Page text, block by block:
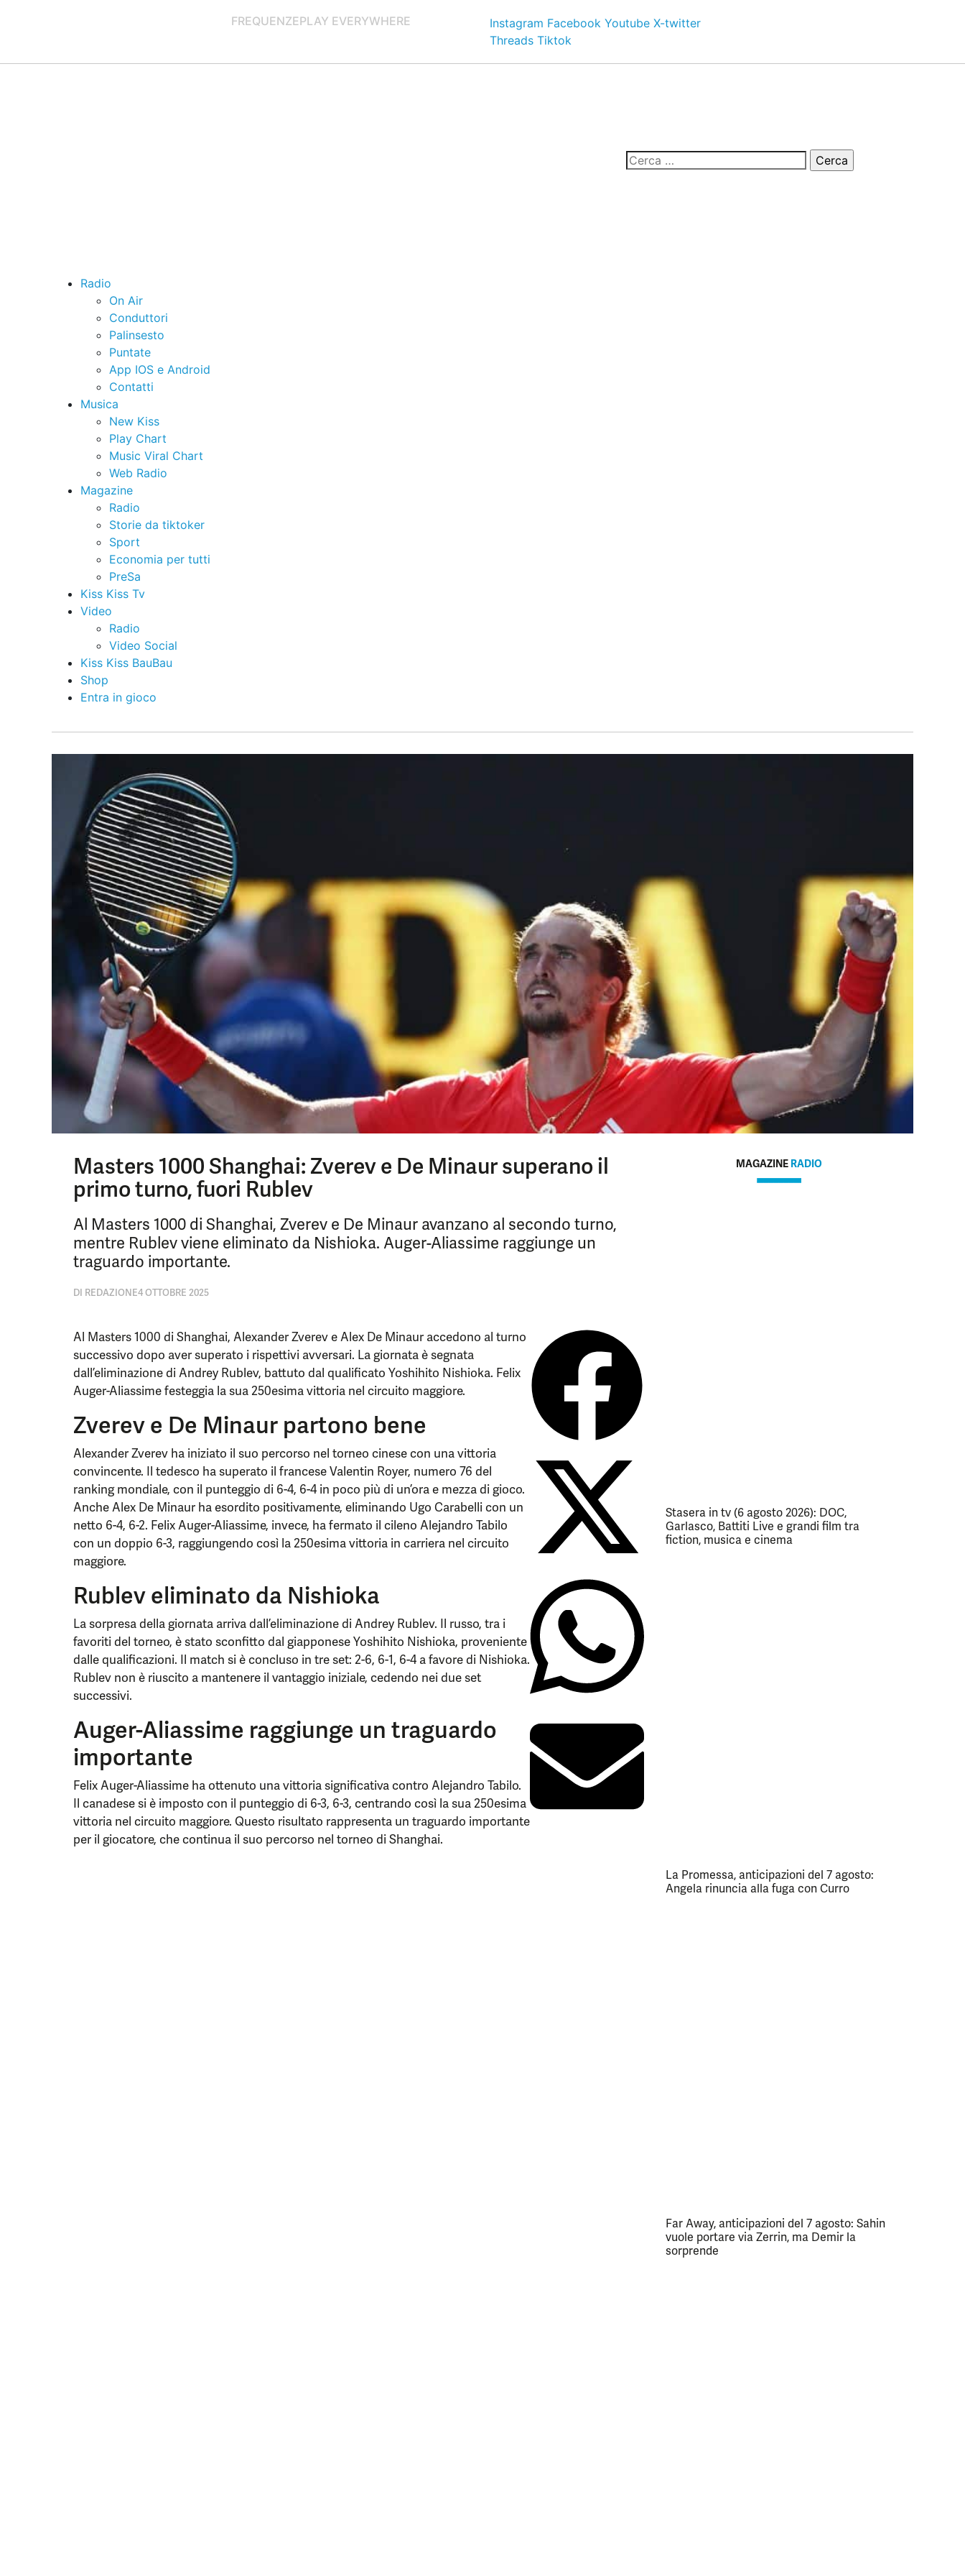
FREQUENZEPLAY EVERYWHERE Instagram Facebook Youtube X-twitter
Threads Tiktok
Radio
On Air
Conduttori
Palinsesto
Puntate
App IOS e Android
Contatti
Musica
New Kiss
Play Chart
Music Viral Chart
Web Radio
Magazine
Radio
Storie da tiktoker
Sport
Economia per tutti
PreSa
Kiss Kiss Tv
Video
Radio
Video Social
Kiss Kiss BauBau
Shop
Entra in gioco
Masters 1000 Shanghai: Zverev e De Minaur superano il
primo turno, fuori Rublev
Al Masters 1000 di Shanghai, Zverev e De Minaur avanzano al secondo turno,
mentre Rublev viene eliminato da Nishioka. Auger-Aliassime raggiunge un
traguardo importante.
DI REDAZIONE4 OTTOBRE 2025
Al Masters 1000 di Shanghai, Alexander Zverev e Alex De Minaur accedono al turno
successivo dopo aver superato i rispettivi avversari. La giornata è segnata
dall’eliminazione di Andrey Rublev, battuto dal qualificato Yoshihito Nishioka. Felix
Auger-Aliassime festeggia la sua 250esima vittoria nel circuito maggiore.
Zverev e De Minaur partono bene
Alexander Zverev ha iniziato il suo percorso nel torneo cinese con una vittoria
convincente. Il tedesco ha superato il francese Valentin Royer, numero 76 del
ranking mondiale, con il punteggio di 6-4, 6-4 in poco più di un’ora e mezza di gioco.
Anche Alex De Minaur ha esordito positivamente, eliminando Ugo Carabelli con un
netto 6-4, 6-2. Felix Auger-Aliassime, invece, ha fermato il cileno Alejandro Tabilo
con un doppio 6-3, raggiungendo così la 250esima vittoria in carriera nel circuito
maggiore.
Rublev eliminato da Nishioka
La sorpresa della giornata arriva dall’eliminazione di Andrey Rublev. Il russo, tra i
favoriti del torneo, è stato sconfitto dal giapponese Yoshihito Nishioka, proveniente
dalle qualificazioni. Il match si è concluso in tre set: 2-6, 6-1, 6-4 a favore di Nishioka.
Rublev non è riuscito a mantenere il vantaggio iniziale, cedendo nei due set
successivi.
Auger-Aliassime raggiunge un traguardo
importante
Felix Auger-Aliassime ha ottenuto una vittoria significativa contro Alejandro Tabilo.
Il canadese si è imposto con il punteggio di 6-3, 6-3, centrando così la sua 250esima
vittoria nel circuito maggiore. Questo risultato rappresenta un traguardo importante
per il giocatore, che continua il suo percorso nel torneo di Shanghai.
MAGAZINE RADIO
Stasera in tv (6 agosto 2026): DOC,
Garlasco, Battiti Live e grandi film tra
fiction, musica e cinema
La Promessa, anticipazioni del 7 agosto:
Angela rinuncia alla fuga con Curro
Far Away, anticipazioni del 7 agosto: Sahin
vuole portare via Zerrin, ma Demir la
sorprende